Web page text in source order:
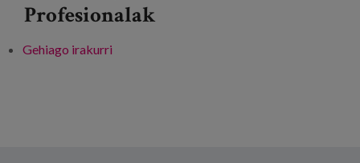
Profesionalak
Gehiago irakurri